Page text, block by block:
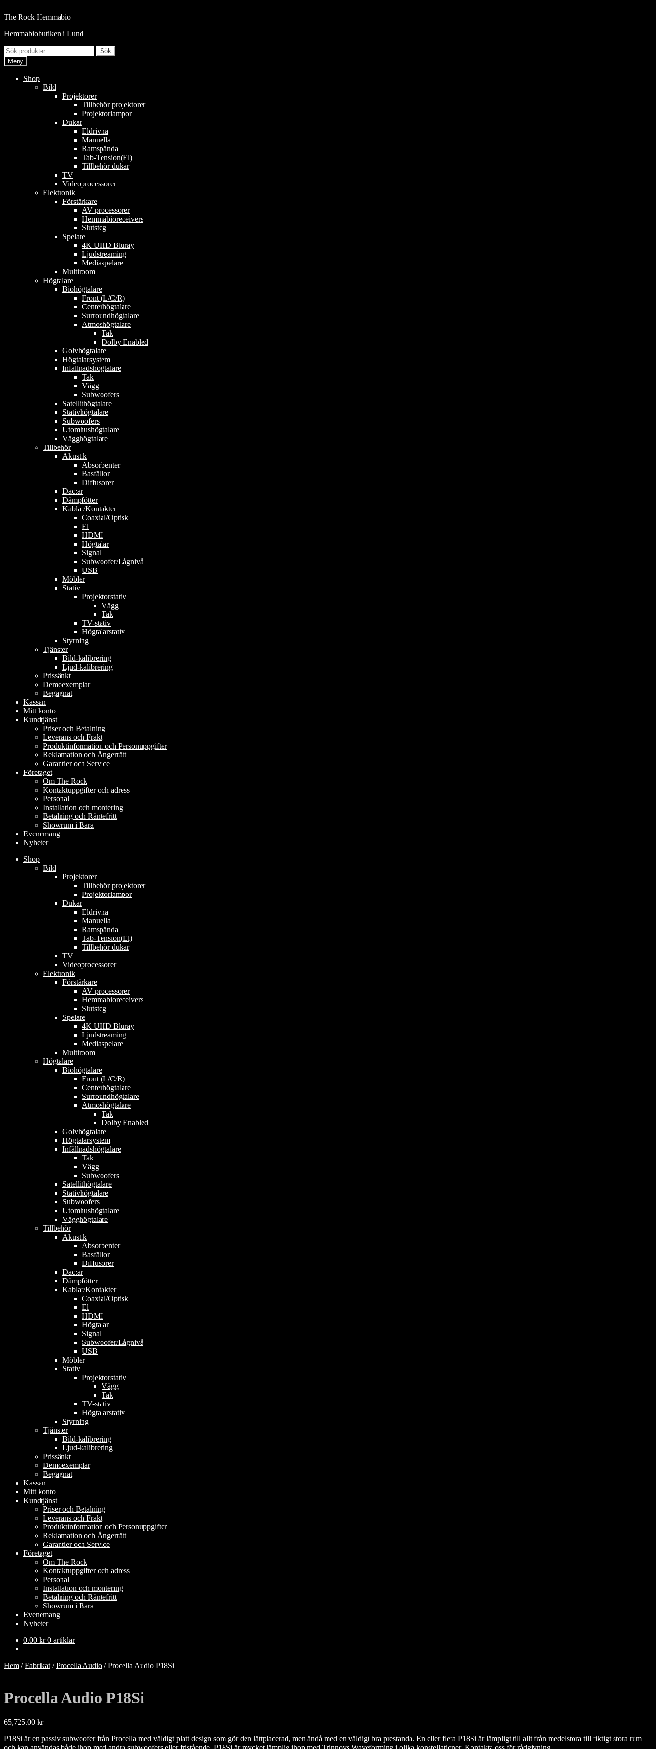
till
Hoppa
navigering
Hoppa
innehåll
The Rock Hemmabio
Hemmabiobutiken i Lund
Sök
efter:
Sök
Meny
Shop
Bild
Projektorer
Tillbehör projektorer
Projektorlampor
Dukar
Eldrivna
Manuella
Ramspända
Tab-Tension(El)
Tillbehör dukar
TV
Videoprocessorer
Elektronik
Förstärkare
AV processorer
Hemmabioreceivers
Slutsteg
Spelare
4K UHD Bluray
Ljudstreaming
Mediaspelare
Multiroom
Högtalare
Biohögtalare
Front (L/C/R)
Centerhögtalare
Surroundhögtalare
Atmoshögtalare
Tak
Dolby Enabled
Golvhögtalare
Högtalarsystem
Infällnadshögtalare
Tak
Vägg
Subwoofers
Satellithögtalare
Stativhögtalare
Subwoofers
Utomhushögtalare
Vägghögtalare
Tillbehör
Akustik
Absorbenter
Basfällor
Diffusorer
Dac:ar
Dämpfötter
Kablar/Kontakter
Coaxial/Optisk
El
HDMI
Högtalar
Signal
Subwoofer/Lågnivå
USB
Möbler
Stativ
Projektorstativ
Vägg
Tak
TV-stativ
Högtalarstativ
Styrning
Tjänster
Bild-kalibrering
Ljud-kalibrering
Prissänkt
Demoexemplar
Begagnat
Kassan
Mitt konto
Kundtjänst
Priser och Betalning
Leverans och Frakt
Produktinformation och Personuppgifter
Reklamation och Ångerrätt
Garantier och Service
Företaget
Om The Rock
Kontaktuppgifter och adress
Personal
Installation och montering
Betalning och Räntefritt
Showrum i Bara
Evenemang
Nyheter
Shop
Bild
Projektorer
Tillbehör projektorer
Projektorlampor
Dukar
Eldrivna
Manuella
Ramspända
Tab-Tension(El)
Tillbehör dukar
TV
Videoprocessorer
Elektronik
Förstärkare
AV processorer
Hemmabioreceivers
Slutsteg
Spelare
4K UHD Bluray
Ljudstreaming
Mediaspelare
Multiroom
Högtalare
Biohögtalare
Front (L/C/R)
Centerhögtalare
Surroundhögtalare
Atmoshögtalare
Tak
Dolby Enabled
Golvhögtalare
Högtalarsystem
Infällnadshögtalare
Tak
Vägg
Subwoofers
Satellithögtalare
Stativhögtalare
Subwoofers
Utomhushögtalare
Vägghögtalare
Tillbehör
Akustik
Absorbenter
Basfällor
Diffusorer
Dac:ar
Dämpfötter
Kablar/Kontakter
Coaxial/Optisk
El
HDMI
Högtalar
Signal
Subwoofer/Lågnivå
USB
Möbler
Stativ
Projektorstativ
Vägg
Tak
TV-stativ
Högtalarstativ
Styrning
Tjänster
Bild-kalibrering
Ljud-kalibrering
Prissänkt
Demoexemplar
Begagnat
Kassan
Mitt konto
Kundtjänst
Priser och Betalning
Leverans och Frakt
Produktinformation och Personuppgifter
Reklamation och Ångerrätt
Garantier och Service
Företaget
Om The Rock
Kontaktuppgifter och adress
Personal
Installation och montering
Betalning och Räntefritt
Showrum i Bara
Evenemang
Nyheter
0.00 kr 0 artiklar
Hem /Fabrikat /Procella Audio /Procella Audio P18Si
Procella Audio P18Si
65,725.00 kr
P18Si är en passiv subwoofer från Procella med väldigt platt design som gör den lättplacerad, men ändå med en väldigt bra prestanda. En eller flera P18Si är lämpligt till allt från medelstora till riktigt stora rum
och kan användas både ihop med andra subwoofers eller fristående. P18Si är mycket lämplig ihop med Trinnovs Waveforming i olika konstellationer. Kontakta oss för rådgivning.